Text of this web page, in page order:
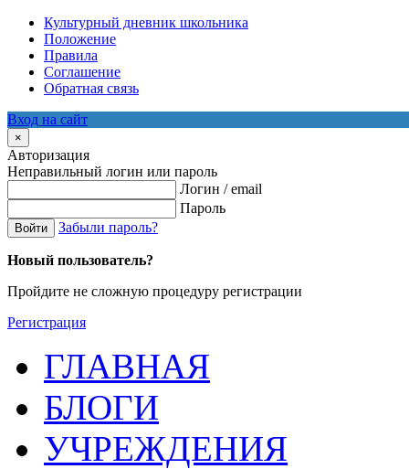
Культурный дневник школьника
Положение
Правила
Соглашение
Обратная связь
Вход на сайт
×
Авторизация
Неправильный логин или пароль
Логин / email
Пароль
Войти Забыли пароль?
Новый пользователь?
Пройдите не сложную процедуру регистрации
Регистрация
ГЛАВНАЯ
БЛОГИ
УЧРЕЖДЕНИЯ